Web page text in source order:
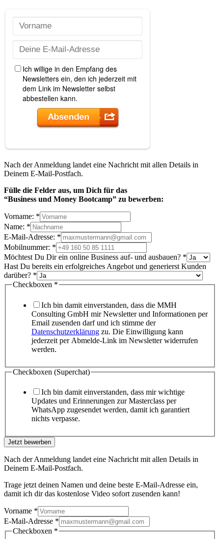
Nach der Anmeldung landet eine Nachricht mit allen Details in
Deinem E-Mail-Postfach.
Fülle die Felder aus, um Dich für das
“Business und Money Bootcamp” zu bewerben:
Vorname: *
Name: *
E-Mail-Adresse: *
Mobilnummer: *
Möchtest Du Dir ein online Business auf- und ausbauen? *
Hast Du bereits ein erfolgreiches Angebot und generierst Kunden
darüber? *
Checkboxen *
Ich bin damit einverstanden, dass die MMH
Consulting GmbH mir Newsletter und Informationen per
Email zusenden darf und ich stimme der
Datenschutzerklärung zu. Die Einwilligung kann
jederzeit per Abmelde-Link im Newsletter widerrufen
werden.
Checkboxen (Superchat)
Ich bin damit einverstanden, dass mir wichtige
Updates und Erinnerungen zur Masterclass per
WhatsApp zugesendet werden, damit ich garantiert
nichts verpasse.
Jetzt bewerben
Nach der Anmeldung landet eine Nachricht mit allen Details in
Deinem E-Mail-Postfach.
Trage jetzt deinen Namen und deine beste E-Mail-Adresse ein,
damit ich dir das kostenlose Video sofort zusenden kann!
Vorname *
E-Mail-Adresse *
Checkboxen *